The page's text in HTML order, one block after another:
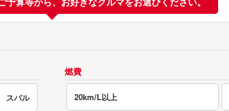
スバル
燃費
20km/L以上